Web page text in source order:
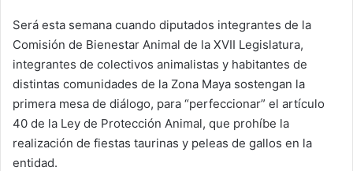
Será esta semana cuando diputados integrantes de la
Comisión de Bienestar Animal de la XVII Legislatura,
integrantes de colectivos animalistas y habitantes de
distintas comunidades de la Zona Maya sostengan la
primera mesa de diálogo, para “perfeccionar” el artículo
40 de la Ley de Protección Animal, que prohíbe la
realización de fiestas taurinas y peleas de gallos en la
entidad.